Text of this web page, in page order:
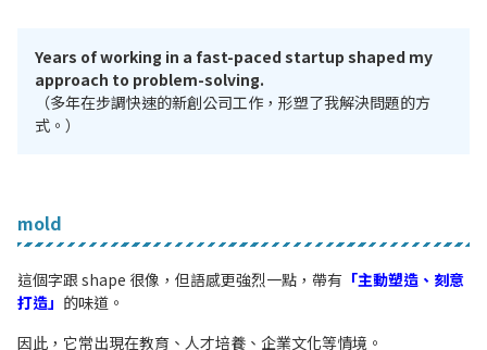
Years of working in a fast-paced startup shaped my
approach to problem-solving.
（多年在步調快速的新創公司工作，形塑了我解決問題的方
式。）
mold
這個字跟 shape 很像，但語感更強烈一點，帶有 「主動塑造、刻意
打造」 的味道。
因此，它常出現在教育、人才培養、企業文化等情境。